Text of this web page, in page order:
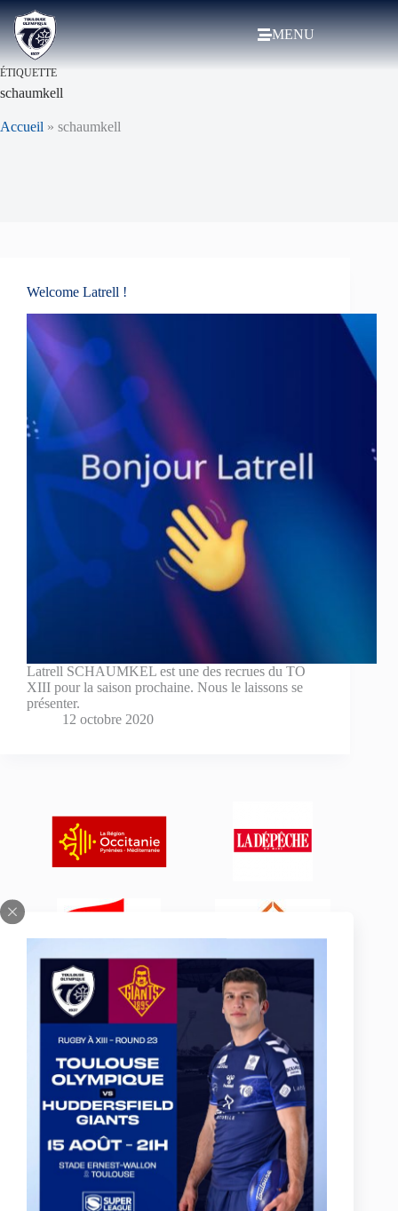
MENU
ÉTIQUETTE
schaumkell
Accueil » schaumkell
Welcome Latrell !
Latrell SCHAUMKEL est une des recrues du TO
XIII pour la saison prochaine. Nous le laissons se
présenter.
12 octobre 2020